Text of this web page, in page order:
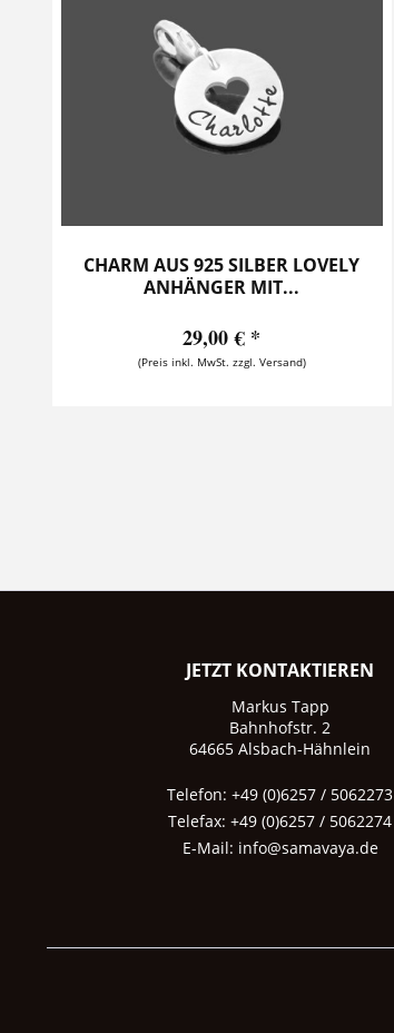
CHARM AUS 925 SILBER LOVELY
ANHÄNGER MIT...
29,00 € *
(Preis inkl. MwSt. zzgl. Versand)
JETZT KONTAKTIEREN
Markus Tapp
Bahnhofstr. 2
64665 Alsbach-Hähnlein
Telefon: +49 (0)6257 / 5062273
Telefax: +49 (0)6257 / 5062274
E-Mail: info@samavaya.de